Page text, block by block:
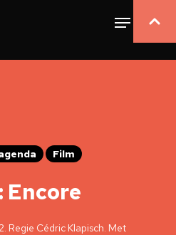
Film
Encore
Regie Cédric Klapisch. Met